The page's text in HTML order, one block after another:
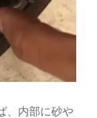
、内部に砂や